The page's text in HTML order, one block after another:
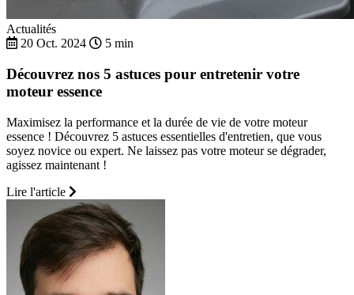
Actualités
20 Oct. 2024
5 min
Découvrez nos 5 astuces pour entretenir votre
moteur essence
Maximisez la performance et la durée de vie de votre moteur
essence ! Découvrez 5 astuces essentielles d'entretien, que vous
soyez novice ou expert. Ne laissez pas votre moteur se dégrader,
agissez maintenant !
Lire l'article